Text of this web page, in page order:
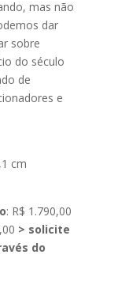
mas não
dar
sobre
do século
de
e
cm
: R$ 1.790,00
> solicite
do